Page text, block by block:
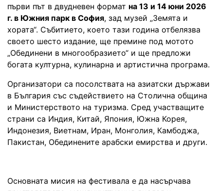
първи път в двудневен формат на 13 и 14 юни 2026
г. в Южния парк в София, зад музей „Земята и
хората“. Събитието, което тази година отбелязва
своето шесто издание, ще премине под мотото
„Обединени в многообразието“ и ще предложи
богата културна, кулинарна и артистична програма.
Организатори са посолствата на азиатски държави
в България със съдействието на Столична община
и Министерството на туризма. Сред участващите
страни са Индия, Китай, Япония, Южна Корея,
Индонезия, Виетнам, Иран, Монголия, Камбоджа,
Пакистан, Обединените арабски емирства и други.
Основната мисия на фестивала е да насърчава